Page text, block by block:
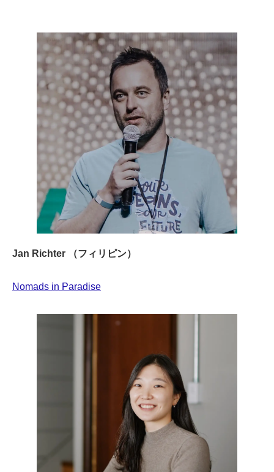
Jan Richter （フィリピン）
Nomads in Paradise